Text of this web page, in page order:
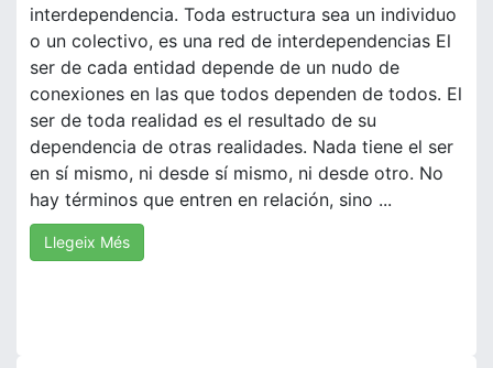
interdependencia. Toda estructura sea un individuo
o un colectivo, es una red de interdependencias El
ser de cada entidad depende de un nudo de
conexiones en las que todos dependen de todos. El
ser de toda realidad es el resultado de su
dependencia de otras realidades. Nada tiene el ser
en sí mismo, ni desde sí mismo, ni desde otro. No
hay términos que entren en relación, sino ...
Llegeix Més